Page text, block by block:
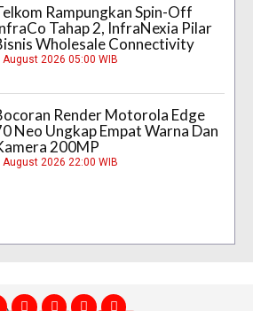
Rampungkan Spin-Off
Tahap 2, InfraNexia Pilar
Wholesale Connectivity
August 2026 05:00 WIB
Render Motorola Edge
Neo Ungkap Empat Warna Dan
200MP
August 2026 22:00 WIB